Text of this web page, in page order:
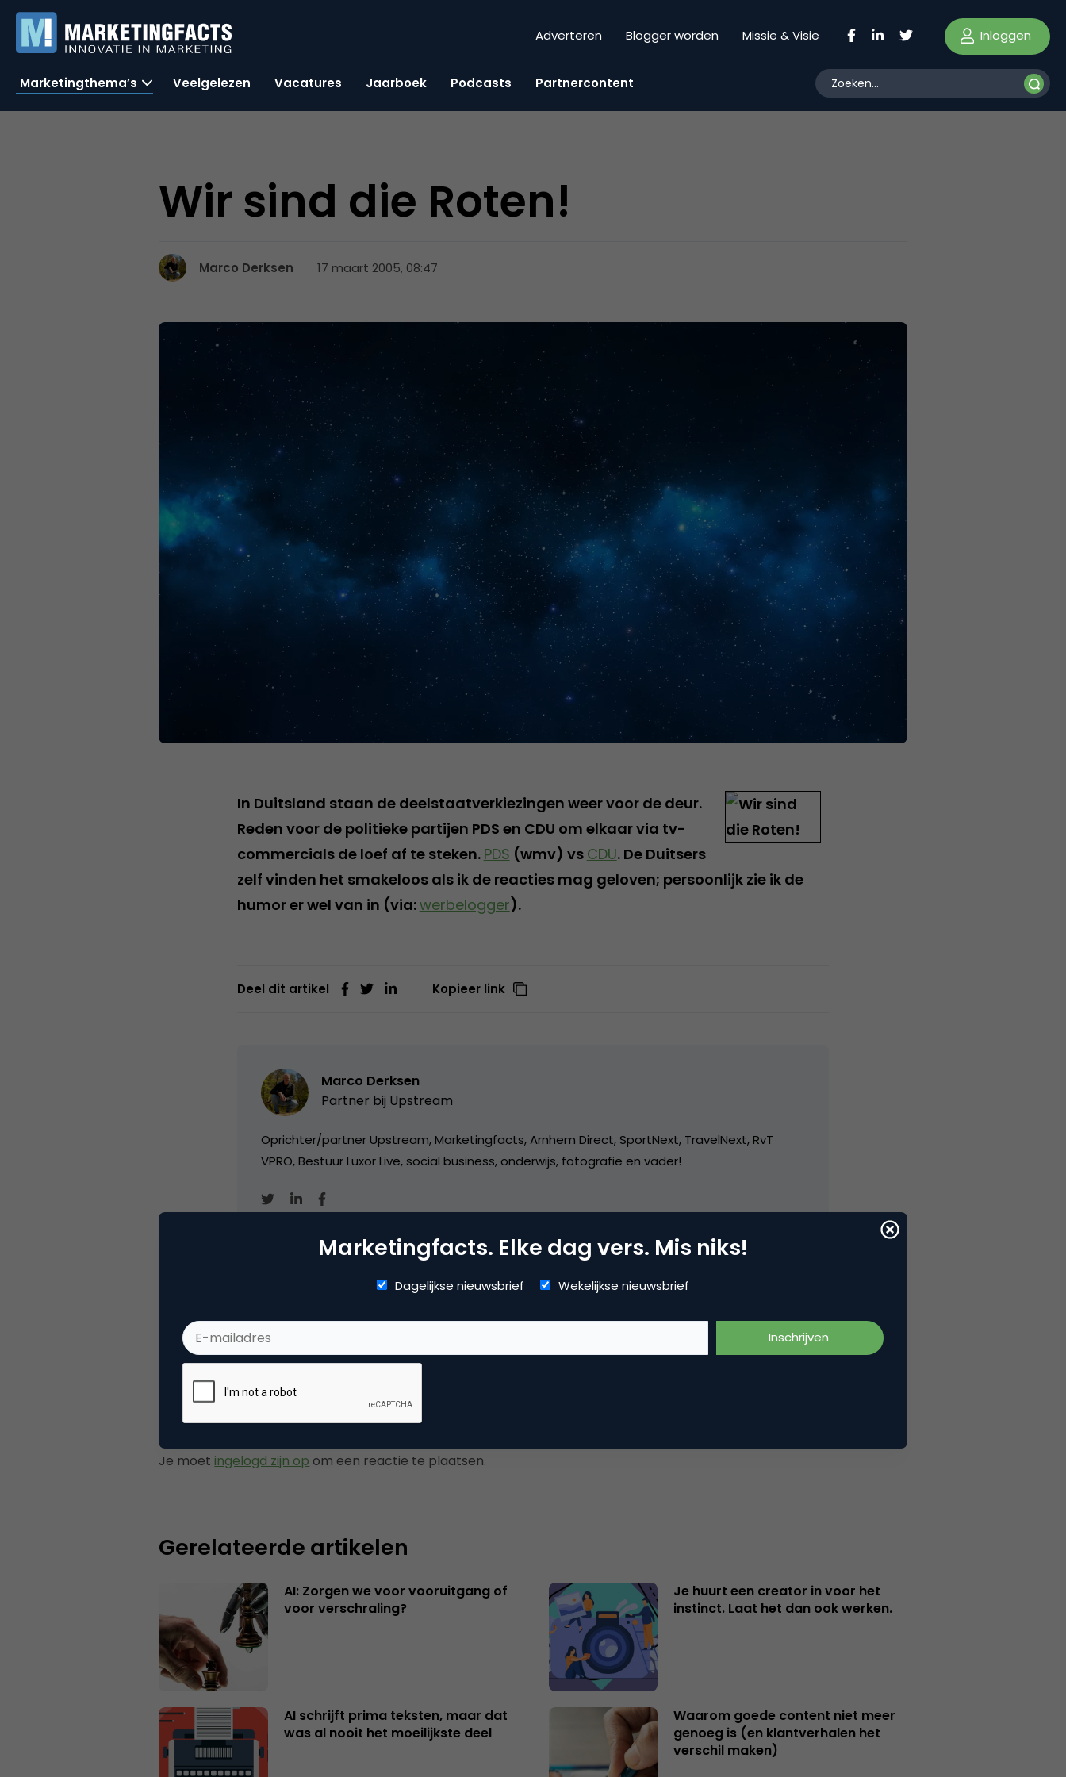
Adverteren Blogger worden Missie & Visie Inloggen
Marketingthema’s Veelgelezen Vacatures Jaarboek Podcasts Partnercontent
Wir sind die Roten!
Marco Derksen 17 maart 2005, 08:47
In Duitsland staan de deelstaatverkiezingen weer voor de deur.
Reden voor de politieke partijen PDS en CDU om elkaar via tv-
commercials de loef af te steken. PDS (wmv) vs CDU. De Duitsers
zelf vinden het smakeloos als ik de reacties mag geloven; persoonlijk zie ik de
humor er wel van in (via:werbelogger).
Deel dit artikel Kopieer link
Marco Derksen
Partner bij Upstream
Oprichter/partner Upstream, Marketingfacts, Arnhem Direct, SportNext, TravelNext, RvT
VPRO, Bestuur Luxor Live, social business, onderwijs, fotografie en vader!
Contentmarketing & Storytelling
Tags
Plaats reactie
Je moet ingelogd zijn op om een reactie te plaatsen.
Gerelateerde artikelen
AI: Zorgen we voor vooruitgang of
voor verschraling?
Je huurt een creator in voor het
instinct. Laat het dan ook werken.
AI schrijft prima teksten, maar dat
was al nooit het moeilijkste deel
Waarom goede content niet meer
genoeg is (en klantverhalen het
verschil maken)
Marketingfacts. Elke dag vers. Mis niks!
Dagelijkse nieuwsbrief Wekelijkse nieuwsbrief